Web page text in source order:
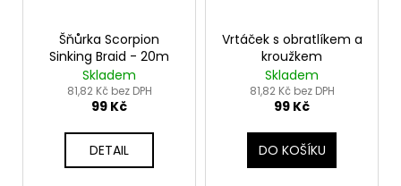
Šňůrka Scorpion
Sinking Braid - 20m
Skladem
81,82 Kč bez DPH
99 Kč
DETAIL
Vrtáček s obratlíkem a
kroužkem
Skladem
81,82 Kč bez DPH
99 Kč
DO KOŠÍKU